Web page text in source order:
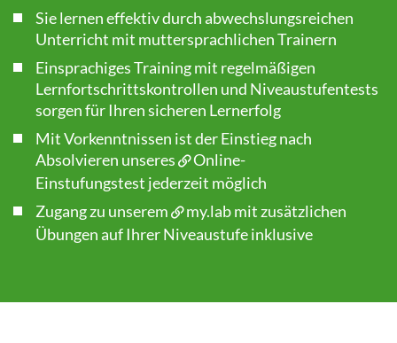
Sie lernen effektiv durch abwechslungsreichen
Unterricht mit muttersprachlichen Trainern
Einsprachiges Training mit regelmäßigen
Lernfortschrittskontrollen und Niveaustufentests
sorgen für Ihren sicheren Lernerfolg
Mit Vorkenntnissen ist der Einstieg nach
Absolvieren unseres
Online-
Einstufungstest jederzeit möglich
Zugang zu unserem
my.labmit zusätzlichen
Übungen auf Ihrer Niveaustufe inklusive